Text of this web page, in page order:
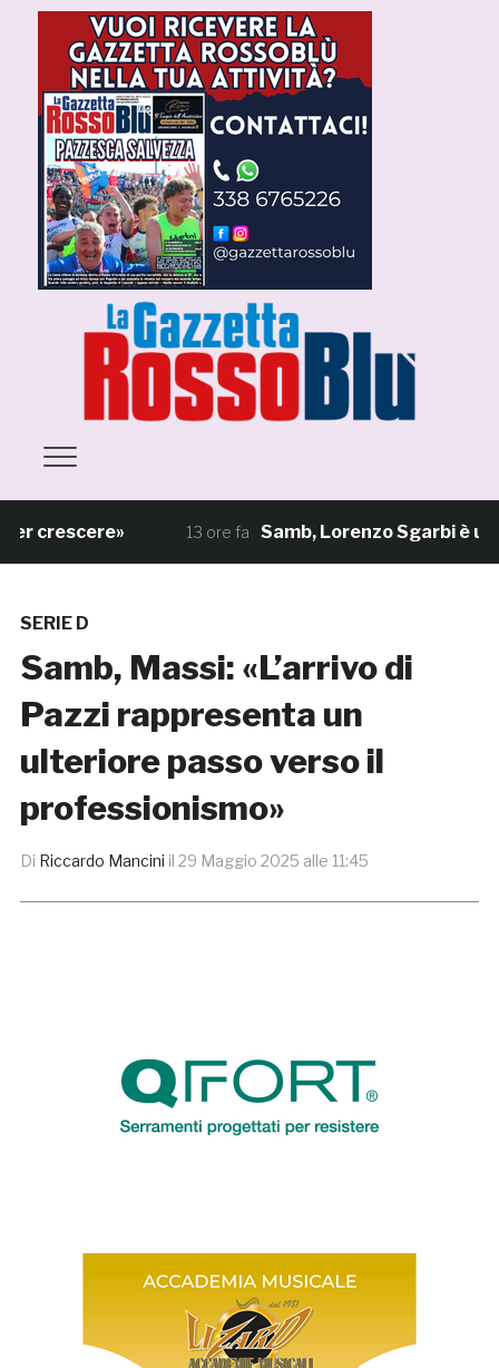
crescere» 13 ore fa Samb, Lorenzo Sgarbi è
SERIE D
Samb, Massi: «L’arrivo di
Pazzi rappresenta un
ulteriore passo verso il
professionismo»
Di Riccardo Mancini il 29 Maggio 2025 alle 11:45